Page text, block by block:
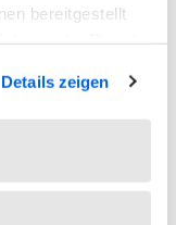
bereitgestellt
Details zeigen
Ihre